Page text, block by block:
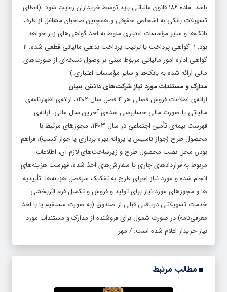
باشد. ماده ۱۸۶ قانون مالیاتی باید توسط خریداران رعایت شود. (اعطای
تسهیلات بانکی به اشخاص حقوقی و همچنین صاحبان مشاغل از طرف
بانک‌ها و سایر مؤسسات اعتباری منوط به اخذ گواهی‌های زیر خواهد
بود: ۱- گواهی پرداخت یا ترتیب پرداخت بدهی مالیاتی قطعی شده. ۲-
گواهی اداره امور مالیاتی مربوط مبنی بر وصول نسخه‌ای از صورت‌های
مالی ارائه شده به بانک‌ها و سایر مؤسسات اعتباری.)
مدارک و مستندات مورد نیاز شرکت‌های دانش بنیان
ارائه‌ی اطلاعات فروش فصلی هر ۴ فصل سال ۱۴۰۲، ارائه‌ی اظهارنامه‌ی
مالیاتی یا صورت مالی حسابرسی شده‌ی آخرین سال مالی، ارائه‌ی
فهرست بیمه‌ی تأمین اجتماعی در سال ۱۴۰۳، مجوزهای مرتبط با
محصول طرح (جواز تأسیس یا پروانه بهره برداری یا جواز کسب)، فراهم
بودن محل نصب محصول طرح و زیرساخت‌های لازم آن، اطلاعات
مربوط به قراردادهای جاری یا سفارش‌های اخذ شده، فهرست هزینه‌های
انجام شده و مورد نیاز اجرای طرح به تفکیک سرفصل هزینه‌ها، تأییدیه
ها و مجوزهای مورد نیاز برای تولید و فروش و تکمیل فرم اثربخشی
خدمات تسهیلاتی دریافتی قبلی از صندوق (به صورت مستقیم یا با اخذ
معرفی‌نامه) در صورت شمول برای فروشنده از مدارک و مستندات مورد
نیاز خریدار اعلام شده است. / مهر
مطالب مرتبط